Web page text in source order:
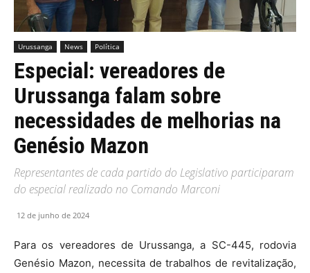
Urussanga News Política
Especial: vereadores de
Urussanga falam sobre
necessidades de melhorias na
Genésio Mazon
Representantes de cada partido do Legislativo participaram
do especial realizado no Comando Marconi
12 de junho de 2024
Para os vereadores de Urussanga, a SC-445, rodovia
Genésio Mazon, necessita de trabalhos de revitalização,